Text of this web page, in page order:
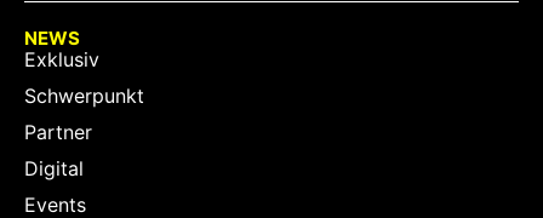
NEWS
Exklusiv
Schwerpunkt
Partner
Digital
Events